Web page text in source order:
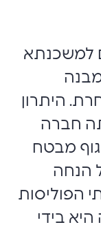
למשכנתא
היתרון
חברה
מבטח
הנחה
הפוליסות
בידי